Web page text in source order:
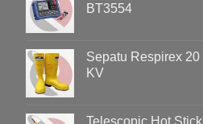
BT3554
Sepatu Respirex 20
KV